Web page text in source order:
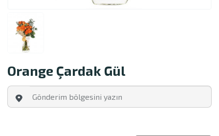
Orange Çardak Gül